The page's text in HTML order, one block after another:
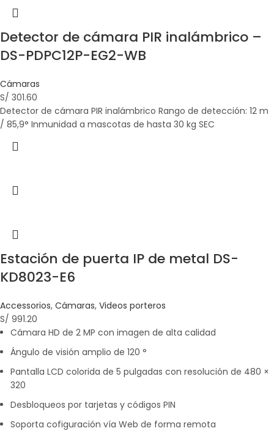
Detector de cámara PIR inalámbrico –
DS-PDPC12P-EG2-WB
Cámaras
S/ 301.60
Detector de cámara PIR inalámbrico Rango de detección: 12 m
/ 85,9° Inmunidad a mascotas de hasta 30 kg SEC
Estación de puerta IP de metal DS-
KD8023-E6
Accessorios, Cámaras, Videos porteros
S/ 991.20
Cámara HD de 2 MP con imagen de alta calidad
Ángulo de visión amplio de 120 °
Pantalla LCD colorida de 5 pulgadas con resolución de 480 ×
320
Desbloqueos por tarjetas y códigos PIN
Soporta cofiguración vía Web de forma remota